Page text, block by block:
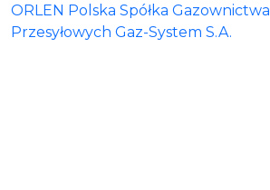
ORLEN Polska Spółka Gazownictwa
Przesyłowych Gaz-System S.A.